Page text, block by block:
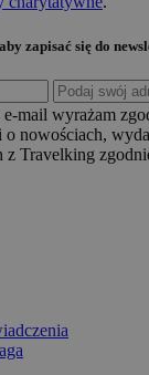
zapisać się do
e-mail wyrażam
nowościach,
z Travelking